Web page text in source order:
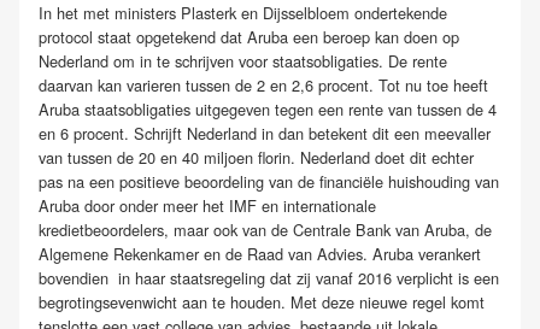
In het met ministers Plasterk en Dijsselbloem ondertekende
protocol staat opgetekend dat Aruba een beroep kan doen op
Nederland om in te schrijven voor staatsobligaties. De rente
daarvan kan varieren tussen de 2 en 2,6 procent. Tot nu toe heeft
Aruba staatsobligaties uitgegeven tegen een rente van tussen de 4
en 6 procent. Schrijft Nederland in dan betekent dit een meevaller
van tussen de 20 en 40 miljoen florin. Nederland doet dit echter
pas na een positieve beoordeling van de financiële huishouding van
Aruba door onder meer het IMF en internationale
kredietbeoordelers, maar ook van de Centrale Bank van Aruba, de
Algemene Rekenkamer en de Raad van Advies. Aruba verankert
bovendien in haar staatsregeling dat zij vanaf 2016 verplicht is een
begrotingsevenwicht aan te houden. Met deze nieuwe regel komt